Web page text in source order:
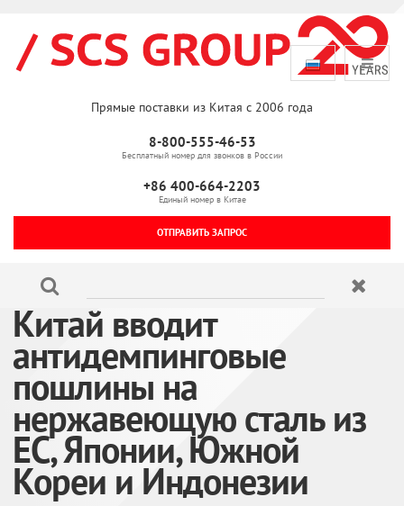
Прямые поставки из Китая с 2006 года
8-800-555-46-53
Бесплатный номер для звонков в России
+86 400-664-2203
Единый номер в Китае
ОТПРАВИТЬ ЗАПРОС
Китай вводит
антидемпинговые
пошлины на
нержавеющую сталь из
ЕС, Японии, Южной
Кореи и Индонезии